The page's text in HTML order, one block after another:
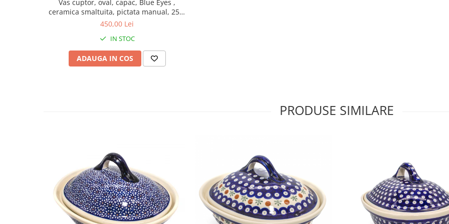
Vas cuptor, oval, capac, Blue Eyes ,
ceramica smaltuita, pictata manual, 25,5
x 31,8 cm, volum 2,2 L
450,00 Lei
IN STOC
ADAUGA IN COS
PRODUSE SIMILARE